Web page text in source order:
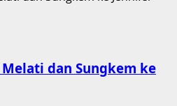
dan Sungkem ke